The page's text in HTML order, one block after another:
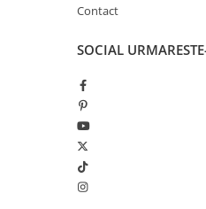
Greutate
Produs
Contact
SOCIAL